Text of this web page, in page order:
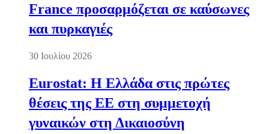
France προσαρμόζεται σε καύσωνες
και πυρκαγιές
30 Ιουλίου 2026
Eurostat: Η Ελλάδα στις πρώτες
θέσεις της ΕΕ στη συμμετοχή
γυναικών στη Δικαιοσύνη